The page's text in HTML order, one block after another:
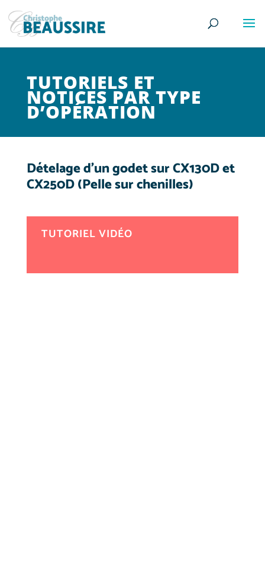
TUTORIELS ET
NOTICES PAR TYPE
D’OPÉRATION
Dételage d’un godet sur CX130D et
CX250D (Pelle sur chenilles)
TUTORIEL VIDÉO